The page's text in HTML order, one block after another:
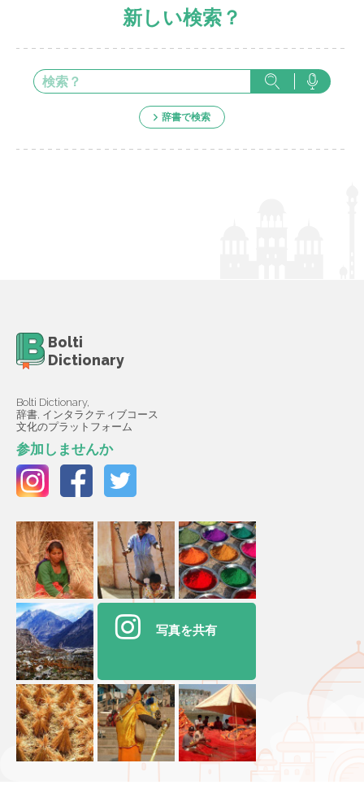
新しい検索？
辞書で検索
Bolti
Dictionary
Bolti Dictionary,
辞書, インタラクティブコース
文化のプラットフォーム
参加しませんか
写真を共有